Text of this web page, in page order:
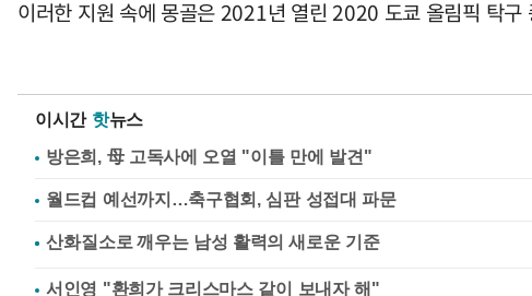
이러한 지원 속에 몽골은 2021년 열린 2020 도쿄 올림픽 탁구
이시간 핫뉴스
방은희, 母 고독사에 오열 "이틀 만에 발견"
월드컵 예선까지…축구협회, 심판 성접대 파문
서인영 "환희가 크리스마스 같이 보내자 해"